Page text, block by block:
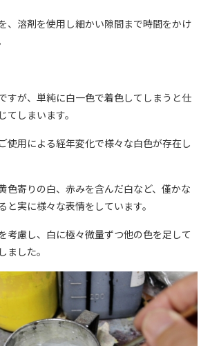
、溶剤を使用し細かい隙間まで時間をかけ
すが、単純に白一色で着色してしまうと仕
しまいます。
使用による経年変化で様々な白色が存在し
色寄りの白、赤みを含んだ白など、僅かな
と実に様々な表情をしています。
考慮し、白に極々微量ずつ他の色を足して
ました。